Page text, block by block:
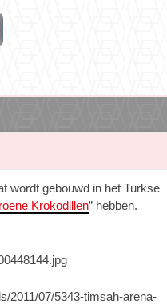
wordt gebouwd in het Turkse
Krokodillen” hebben.
2011/07/5343-timsah-arena-